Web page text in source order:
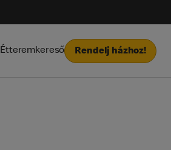
Étteremkereső Rendelj házhoz!